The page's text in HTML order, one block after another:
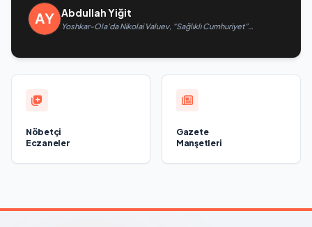
Abdullah Yiğit
Yoshkar-Ola’da Nikolai Valuev, “Sağlıklı Cumhuriyet”
Nöbetçi
Eczaneler
Gazete
Manşetleri